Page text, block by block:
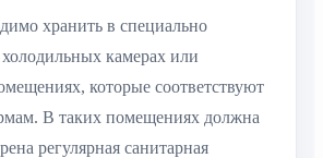
хранить в специально
камерах или
которые соответствуют
В таких помещениях должна
регулярная санитарная